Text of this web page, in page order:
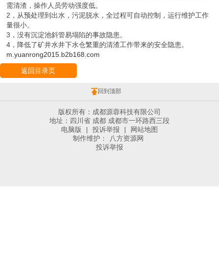
需清渣，操作人员劳动强度低。
2，从预处理到出水，污泥脱水，全过程可自动控制，运行维护工作
量很小。
3，没有沉淀池斜管易塌陷的事故隐患。
4，降低了矿井水井下水仓繁重的清渣工作带来的安全隐患。
m.yuanrong2015.b2b168.com
返回目录页
回到顶部
版权所有：成都源蓉科技有限公司
地址：四川省 成都 成都市一环路西三段
电脑版
| 投诉举报 |
网站地图
制作维护：
八方资源网
投诉举报